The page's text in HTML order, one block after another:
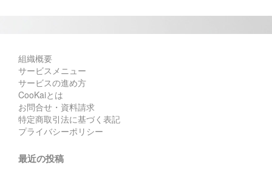
組織概要
サービスメニュー
サービスの進め方
CooKaiとは
お問合せ・資料請求
特定商取引法に基づく表記
プライバシーポリシー
最近の投稿